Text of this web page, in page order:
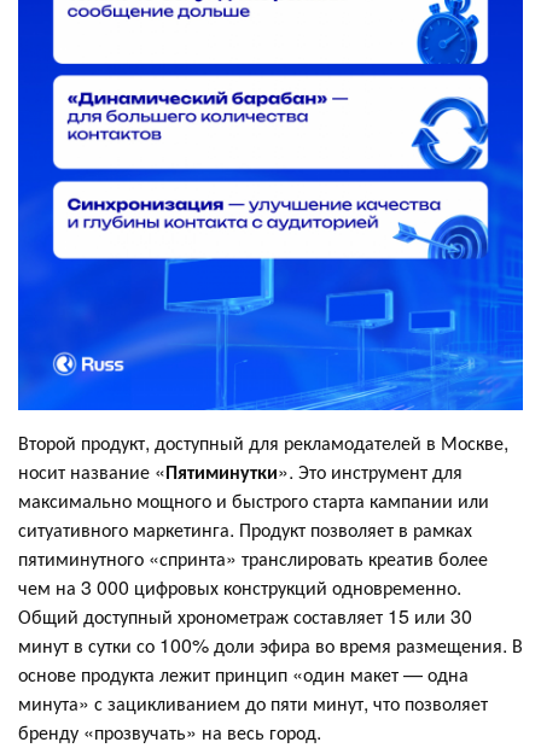
Второй продукт, доступный для рекламодателей в Москве,
носит название «Пятиминутки». Это инструмент для
максимально мощного и быстрого старта кампании или
ситуативного маркетинга. Продукт позволяет в рамках
пятиминутного «спринта» транслировать креатив более
чем на 3 000 цифровых конструкций одновременно.
Общий доступный хронометраж составляет 15 или 30
минут в сутки со 100% доли эфира во время размещения. В
основе продукта лежит принцип «один макет — одна
минута» с зацикливанием до пяти минут, что позволяет
бренду «прозвучать» на весь город.